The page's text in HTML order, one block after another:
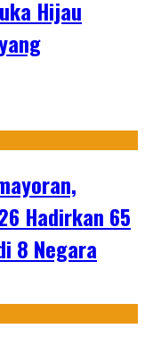
Hijau
Hadirkan 65
8 Negara